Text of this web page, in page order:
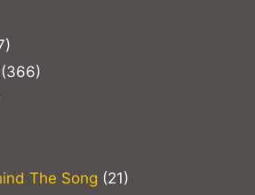
(366)
The Song (21)